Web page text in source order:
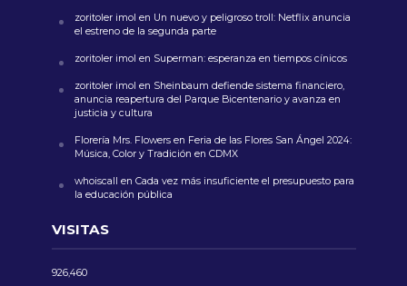
zoritoler imol en Un nuevo y peligroso troll: Netflix anuncia
el estreno de la segunda parte
zoritoler imol en Superman: esperanza en tiempos cínicos
zoritoler imol en Sheinbaum defiende sistema financiero,
anuncia reapertura del Parque Bicentenario y avanza en
justicia y cultura
Florería Mrs. Flowersen Feria de las Flores San Ángel 2024:
Música, Color y Tradición en CDMX
whoiscall en Cada vez más insuficiente el presupuesto para
la educación pública
VISITAS
926,460